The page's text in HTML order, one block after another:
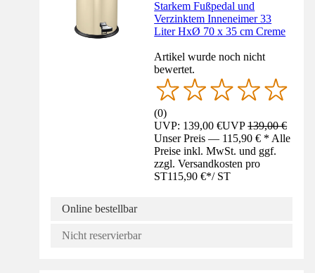
Starkem Fußpedal und
Verzinktem Inneneimer 33
Liter HxØ 70 x 35 cm Creme
Artikel wurde noch nicht
bewertet.
(0)
UVP: 139,00 €UVP139,00 €
Unser Preis — 115,90 € * Alle
Preise inkl. MwSt. und ggf.
zzgl. Versandkosten pro
ST115,90 €*/ ST
Online bestellbar
Nicht reservierbar